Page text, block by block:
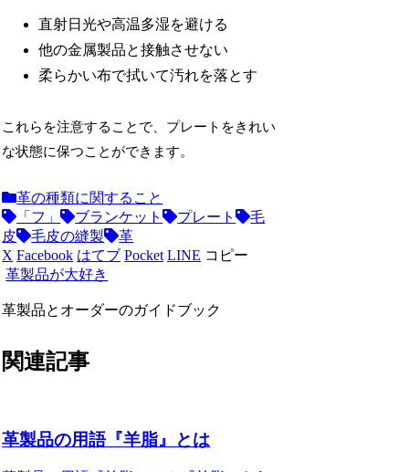
直射日光や高温多湿を避ける
他の金属製品と接触させない
柔らかい布で拭いて汚れを落とす
これらを注意することで、プレートをきれい
な状態に保つことができます。
革の種類に関すること
「フ」
ブランケット プレート
毛
皮
毛皮の縫製
革
X Facebook はてブ Pocket LINE コピー
革製品が大好き
革製品とオーダーのガイドブック
関連記事
革製品の用語『羊脂』とは